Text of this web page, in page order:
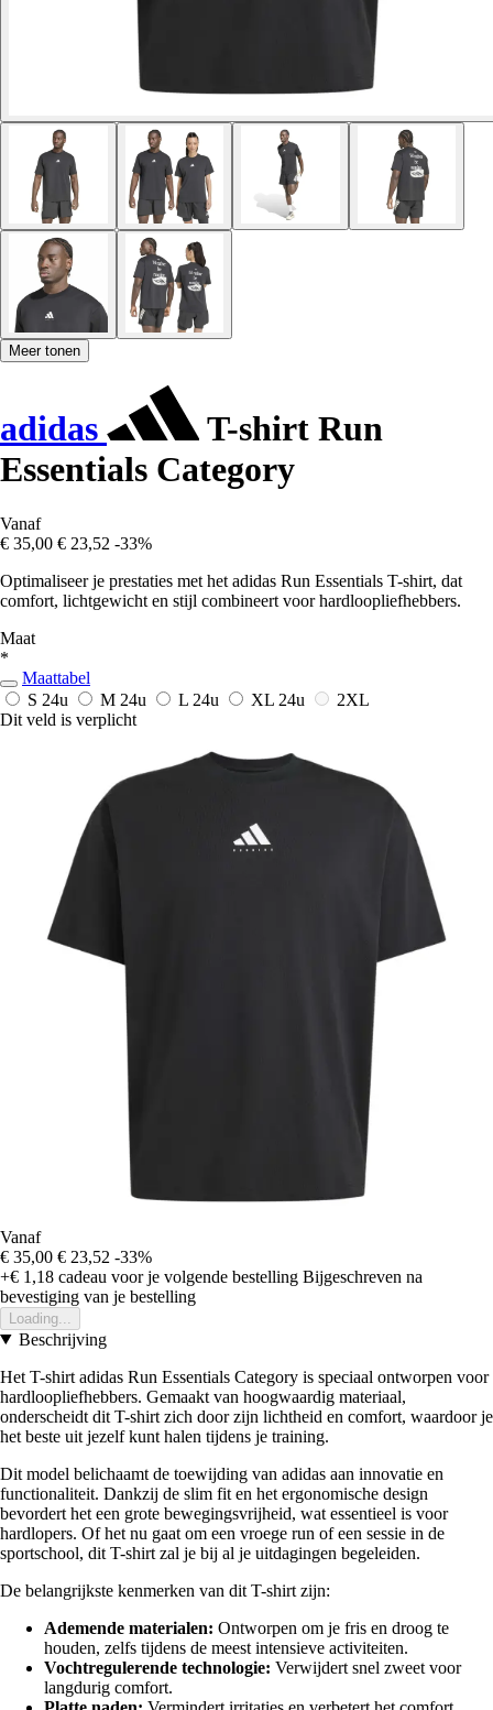
Meer tonen
adidas
T-shirt Run
Essentials Category
Vanaf
€ 35,00 € 23,52 -33%
Optimaliseer je prestaties met het adidas Run Essentials T-shirt, dat
comfort, lichtgewicht en stijl combineert voor hardloopliefhebbers.
Maat
*
Maattabel
S 24u M 24u L 24u XL 24u
2XL
Dit veld is verplicht
Vanaf
€ 35,00 € 23,52 -33%
+€ 1,18 cadeau voor je volgende bestelling Bijgeschreven na
bevestiging van je bestelling
Loading...
Beschrijving
Het T-shirt adidas Run Essentials Category is speciaal ontworpen voor
hardloopliefhebbers. Gemaakt van hoogwaardig materiaal,
onderscheidt dit T-shirt zich door zijn lichtheid en comfort, waardoor je
het beste uit jezelf kunt halen tijdens je training.
Dit model belichaamt de toewijding van adidas aan innovatie en
functionaliteit. Dankzij de slim fit en het ergonomische design
bevordert het een grote bewegingsvrijheid, wat essentieel is voor
hardlopers. Of het nu gaat om een vroege run of een sessie in de
sportschool, dit T-shirt zal je bij al je uitdagingen begeleiden.
De belangrijkste kenmerken van dit T-shirt zijn:
Ademende materialen: Ontworpen om je fris en droog te
houden, zelfs tijdens de meest intensieve activiteiten.
Vochtregulerende technologie: Verwijdert snel zweet voor
langdurig comfort.